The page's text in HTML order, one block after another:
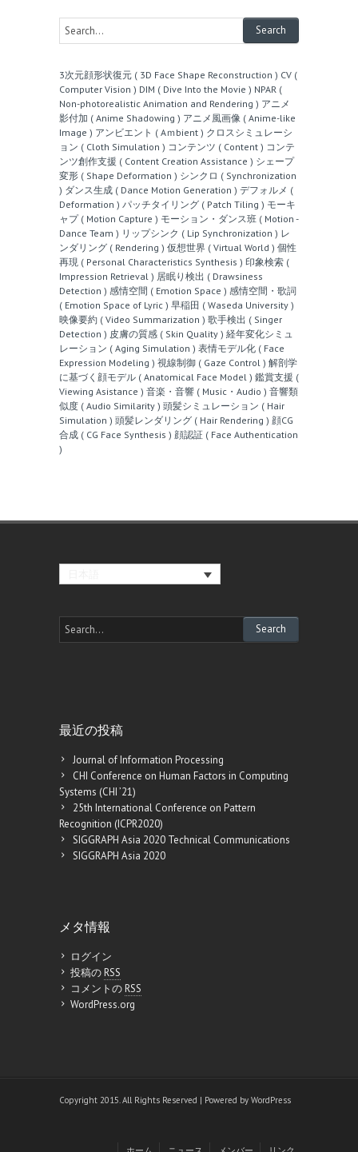
3次元顔形状復元 ( 3D Face Shape Reconstruction ) CV (
Computer Vision ) DIM ( Dive Into the Movie ) NPAR (
Non-photorealistic Animation and Rendering ) アニメ
影付加 ( Anime Shadowing ) アニメ風画像 ( Anime-like
Image ) アンビエント ( Aｍbient ) クロスシミュレーシ
ョン ( Cloth Simulation ) コンテンツ ( Content ) コンテ
ンツ創作支援 ( Content Creation Assistance ) シェープ
変形 ( Shape Deformation ) シンクロ ( Synchronization
) ダンス生成 ( Dance Motion Generation ) デフォルメ (
Deformation ) パッチタイリング ( Patch Tiling ) モーキ
ャプ ( Motion Capture ) モーション・ダンス班 ( Motion -
Dance Team ) リップシンク ( Lip Synchronization ) レ
ンダリング ( Rendering ) 仮想世界 ( Virtual World ) 個性
再現 ( Personal Characteristics Synthesis ) 印象検索 (
Impression Retrieval ) 居眠り検出 ( Drawsiness
Detection ) 感情空間 ( Emotion Space ) 感情空間・歌詞
( Emotion Space of Lyric ) 早稲田 ( Waseda University )
映像要約 ( Video Summarization ) 歌手検出 ( Singer
Detection ) 皮膚の質感 ( Skin Quality ) 経年変化シミュ
レーション ( Aging Simulation ) 表情モデル化 ( Face
Expression Modeling ) 視線制御 ( Gaze Control ) 解剖学
に基づく顔モデル ( Anatomical Face Model ) 鑑賞支援 (
Viewing Asistance ) 音楽・音響 ( Music・Audio ) 音響類
似度 ( Audio Similarity ) 頭髪シミュレーション ( Hair
Simulation ) 頭髪レンダリング ( Hair Rendering ) 顔CG
合成 ( CG Face Synthesis ) 顔認証 ( Face Authentication
)
最近の投稿
Journal of Information Processing
CHI Conference on Human Factors in Computing
Systems (CHI ’21)
25th International Conference on Pattern
Recognition (ICPR2020)
SIGGRAPH Asia 2020 Technical Communications
SIGGRAPH Asia 2020
メタ情報
ログイン
投稿のRSS
コメントのRSS
WordPress.org
Copyright 2015. All Rights Reserved | Powered by WordPress